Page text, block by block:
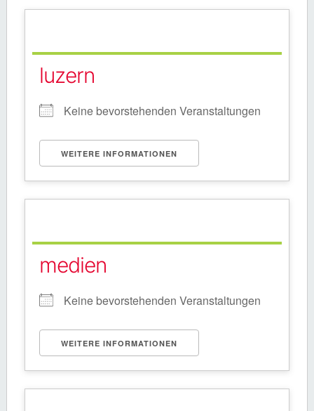
luzern
Keine bevorstehenden Veranstaltungen
WEITERE INFORMATIONEN
medien
Keine bevorstehenden Veranstaltungen
WEITERE INFORMATIONEN